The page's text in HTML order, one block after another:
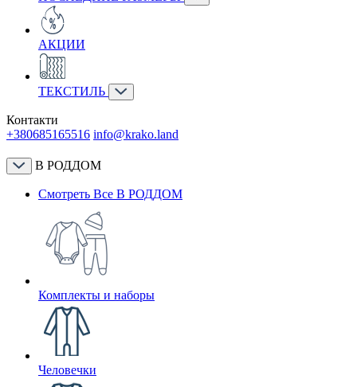
АКЦИИ
ТЕКСТИЛЬ
Контакти
+380685165516 info@krako.land
В РОДДОМ
Смотреть Все В РОДДОМ
Комплекты и наборы
Человечки